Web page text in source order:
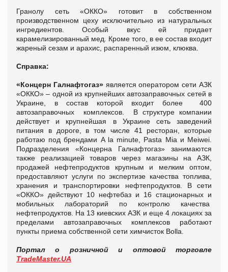
Гранолу сеть «ОККО» готовит в собственном
производственном цеху исключительно из натуральных
ингредиентов. Особый вкус ей придает
карамелизированный мед. Кроме того, в ее состав входит
жареный сезам и арахис, распаренный изюм, клюква.
Справка:
«Концерн Галнафтогаз» является оператором сети АЗК
«ОККО» – одной из крупнейших автозаправочных сетей в
Украине, в состав которой входит более 400
автозаправочных комплексов. В структуре компании
действует и крупнейшая в Украине сеть заведений
питания в дороге, в том числе 41 ресторан, которые
работаю под брендами A la minute, Pasta Mia и Meiwei.
Подразделения «Концерна Галнафтогаз» занимаются
также реализацией товаров через магазины на АЗК,
продажей нефтепродуктов крупным и мелким оптом,
предоставляют услуги по экспертизе качества топлива,
хранения и транспортировки нефтепродуктов. В сети
«ОККО» действуют 10 нефтебаз и 16 стационарных и
мобильных лабораторий по контролю качества
нефтепродуктов. На 13 киевских АЗК и еще 4 локациях за
пределами автозаправочных комплексов работают
пункты приема собственной сети химчисток Bolla.
Портал о розничной и оптовой торговле
TradeMaster.UA